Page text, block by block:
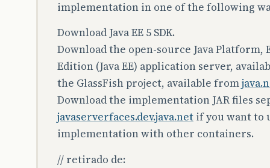
implementation in one of the following
Download Java EE 5 SDK.
Download the open-source Java Platform,
Edition (Java EE) application server,
the GlassFish project, available from
Download the implementation JAR files
javaserverfaces.dev.java.net if you want to
implementation with other containers.
// retirado de: